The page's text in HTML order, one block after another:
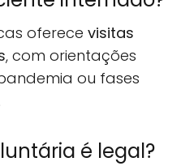
oferece visitas
, com orientações
ou fases
é legal?